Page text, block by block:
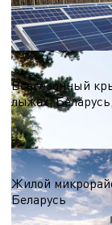
55,6 МВт
Nэл.
Бизнес центры
Всесезонный
лыжах,
S = 27 000 м.кв.
Жилые комплексы
Жилой
Беларусь
S = 100 000 м.кв.